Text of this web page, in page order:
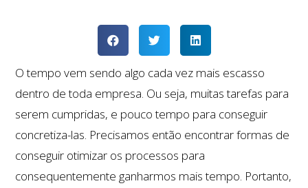
O tempo vem sendo algo cada vez mais escasso
dentro de toda empresa. Ou seja, muitas tarefas para
serem cumpridas, e pouco tempo para conseguir
concretiza-las. Precisamos então encontrar formas de
conseguir otimizar os processos para
consequentemente ganharmos mais tempo. Portanto,